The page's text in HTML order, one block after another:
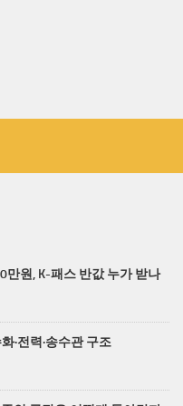
원, K-패스 반값 누가 받나
·전력·송수관 구조